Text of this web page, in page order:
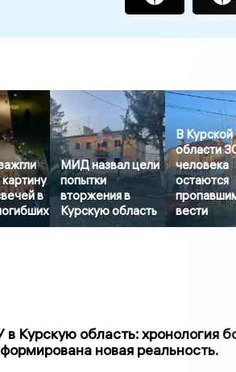
в
МИД назвал цели
попытки
вторжения в
Курскую область
В Курской
области
человека
остаются
вести
Курскую область: хронология
новая реальность.